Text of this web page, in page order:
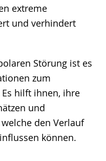
extreme
und verhindert
Störung ist es
zum
hilft ihnen, ihre
und
den Verlauf
können.